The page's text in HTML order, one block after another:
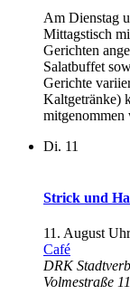
Am Dienstag
Mittagstisch
Gerichten
Salatbuffet
Gerichte
Kaltgetränke)
Di. 11
Strick und
11. August
Café
DRK
Volmestraße